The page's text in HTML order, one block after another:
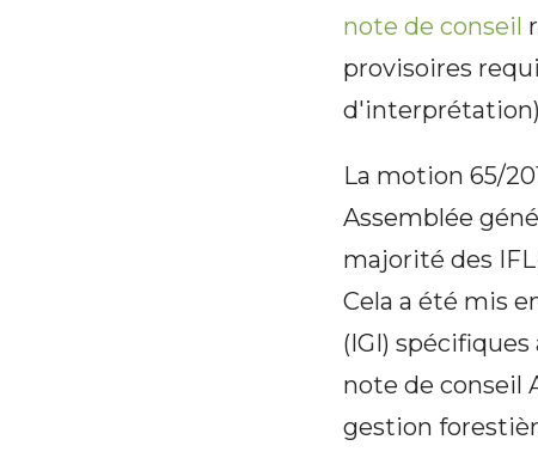
note de conseil
provisoires
La motion 65/
Assemblée
majorité des
Cela a été mis
(IGI)
note de conseil
gestion